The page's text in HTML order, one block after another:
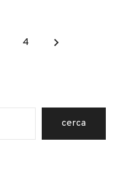
4 keyboard_arrow_right
cerca